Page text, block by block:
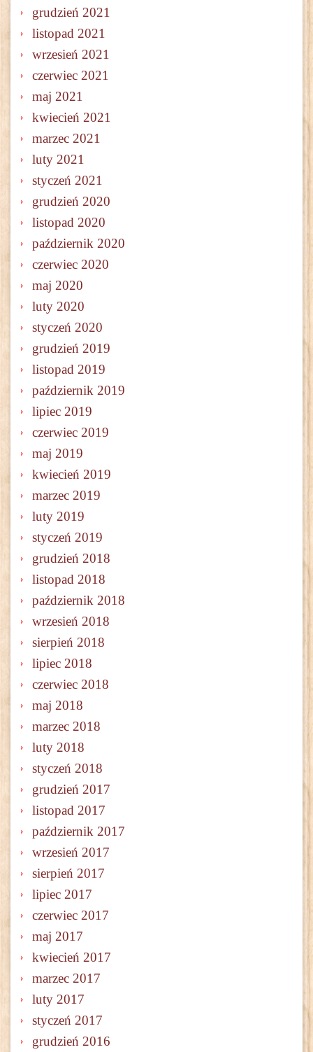
grudzień 2021
listopad 2021
wrzesień 2021
czerwiec 2021
maj 2021
kwiecień 2021
marzec 2021
luty 2021
styczeń 2021
grudzień 2020
listopad 2020
październik 2020
czerwiec 2020
maj 2020
luty 2020
styczeń 2020
grudzień 2019
listopad 2019
październik 2019
lipiec 2019
czerwiec 2019
maj 2019
kwiecień 2019
marzec 2019
luty 2019
styczeń 2019
grudzień 2018
listopad 2018
październik 2018
wrzesień 2018
sierpień 2018
lipiec 2018
czerwiec 2018
maj 2018
marzec 2018
luty 2018
styczeń 2018
grudzień 2017
listopad 2017
październik 2017
wrzesień 2017
sierpień 2017
lipiec 2017
czerwiec 2017
maj 2017
kwiecień 2017
marzec 2017
luty 2017
styczeń 2017
grudzień 2016